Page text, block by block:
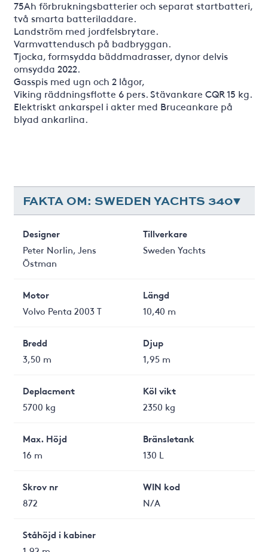
75Ah förbrukningsbatterier och separat startbatteri,
två smarta batteriladdare.
Landström med jordfelsbrytare.
Varmvattendusch på badbryggan.
Tjocka, formsydda bäddmadrasser, dynor delvis
omsydda 2022.
Gasspis med ugn och 2 lågor,
Viking räddningsflotte 6 pers. Stävankare CQR 15 kg.
Elektriskt ankarspel i akter med Bruceankare på
blyad ankarlina.
FAKTA OM: SWEDEN YACHTS 340
Designer
Peter Norlin, Jens
Östman
Tillverkare
Sweden Yachts
Motor
Volvo Penta 2003 T
Längd
10,40 m
Bredd
3,50 m
Djup
1,95 m
Deplacment
5700 kg
Köl vikt
2350 kg
Max. Höjd
16 m
Bränsletank
130 L
Skrov nr
872
WIN kod
N/A
Ståhöjd i kabiner